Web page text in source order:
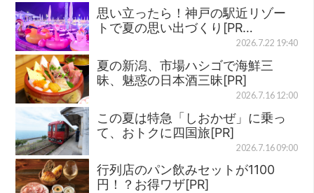
思い立ったら！神戸の駅近リゾー
トで夏の思い出づくり[PR…
2026.7.22 19:40
夏の新潟、市場ハシゴで海鮮三
昧、魅惑の日本酒三昧[PR]
2026.7.16 12:00
この夏は特急「しおかぜ」に乗っ
て、おトクに四国旅[PR]
2026.7.16 09:00
行列店のパン飲みセットが1100
円！？お得ワザ[PR]